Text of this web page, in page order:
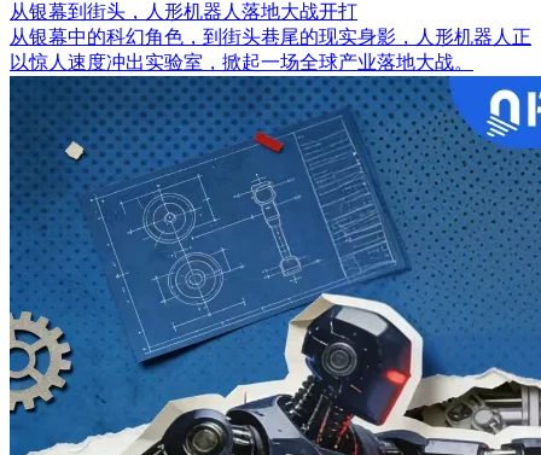
从银幕到街头，人形机器人落地大战开打
从银幕中的科幻角色，到街头巷尾的现实身影，人形机器人正
以惊人速度冲出实验室，掀起一场全球产业落地大战。